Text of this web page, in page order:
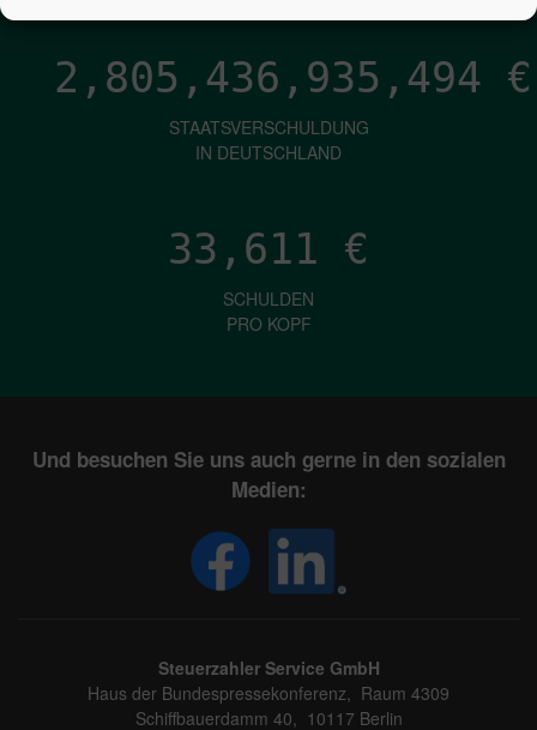
2,805,436,936,340 €
STAATSVERSCHULDUNG
IN DEUTSCHLAND
33,611 €
SCHULDEN
PRO KOPF
Und besuchen Sie uns auch gerne in den sozialen
Medien:
Steuerzahler Service GmbH
Haus der Bundespressekonferenz, Raum 4309
Schiffbauerdamm 40, 10117 Berlin